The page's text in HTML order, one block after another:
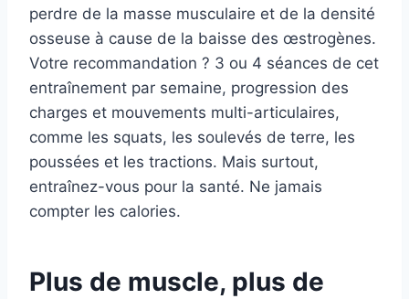
perdre de la masse musculaire et de la densité
osseuse à cause de la baisse des œstrogènes.
Votre recommandation ? 3 ou 4 séances de cet
entraînement par semaine, progression des
charges et mouvements multi-articulaires,
comme les squats, les soulevés de terre, les
poussées et les tractions. Mais surtout,
entraînez-vous pour la santé. Ne jamais
compter les calories.
Plus de muscle, plus de